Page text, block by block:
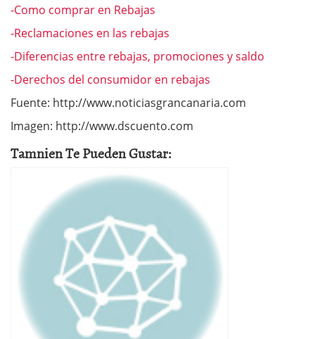
-Como comprar en Rebajas
-Reclamaciones en las rebajas
-Diferencias entre rebajas, promociones y saldo
-Derechos del consumidor en rebajas
Fuente: http://www.noticiasgrancanaria.com
Imagen: http://www.dscuento.com
Tamnien Te Pueden Gustar: